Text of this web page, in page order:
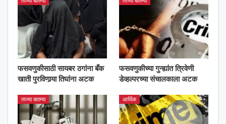
फसवणुकीसाठी सायबर ठगांना बँक
खाती पुरविणार्‍या तिघांना अटक
फसवणुकीच्या गुन्ह्यांत त्रिवेणी
डेव्हल्परच्या संचालकाला अटक
ताज्या बातम्या आर्थिक